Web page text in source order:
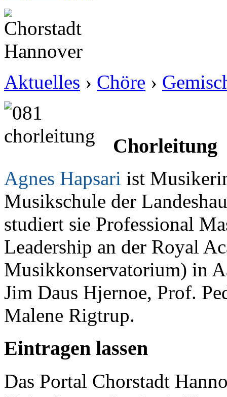
Aktuelles › Chöre ›
Chorleitung
Agnes Hapsari ist
Musikschule der
studiert sie Professional
Leadership an der Royal
Musikkonservatorium) in
Jim Daus Hjernoe, Prof.
Malene Rigtrup.
Eintragen lassen
Das Portal Chorstadt